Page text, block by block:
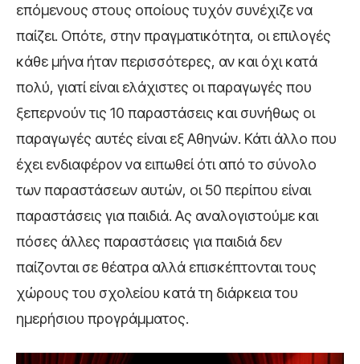
επόμενους στους οποίους τυχόν συνέχιζε να
παίζει. Οπότε, στην πραγματικότητα, οι επιλογές
κάθε μήνα ήταν περισσότερες, αν και όχι κατά
πολύ, γιατί είναι ελάχιστες οι παραγωγές που
ξεπερνούν τις 10 παραστάσεις και συνήθως οι
παραγωγές αυτές είναι εξ Αθηνών. Κάτι άλλο που
έχει ενδιαφέρον να ειπωθεί ότι από το σύνολο
των παραστάσεων αυτών, οι 50 περίπου είναι
παραστάσεις για παιδιά. Ας αναλογιστούμε και
πόσες άλλες παραστάσεις για παιδιά δεν
παίζονται σε θέατρα αλλά επισκέπτονται τους
χώρους του σχολείου κατά τη διάρκεια του
ημερήσιου προγράμματος.